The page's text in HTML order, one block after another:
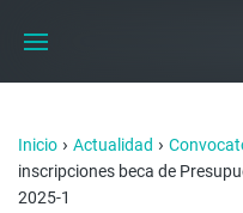
Inicio › Actualidad ›
inscripciones beca de
2025-1